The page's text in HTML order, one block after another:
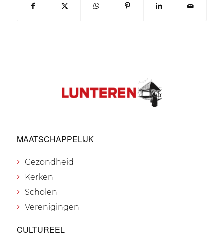
MAATSCHAPPELIJK
Gezondheid
Kerken
Scholen
Verenigingen
CULTUREEL